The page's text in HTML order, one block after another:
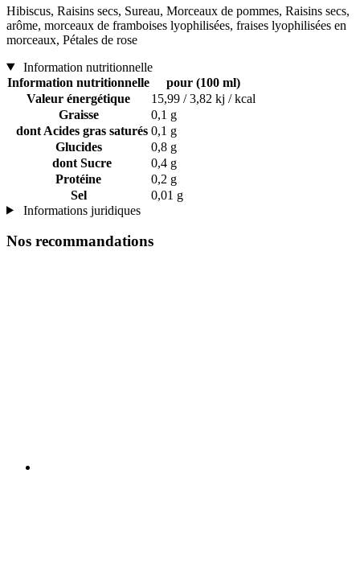
Hibiscus, Raisins secs, Sureau, Morceaux de pommes, Raisins secs,
arôme, morceaux de framboises lyophilisées, fraises lyophilisées en
morceaux, Pétales de rose
Information nutritionnelle
Information nutritionnelle
pour (100 ml)
Valeur énergétique
15,99 / 3,82 kj / kcal
Graisse
0,1 g
dont Acides gras saturés 0,1 g
Glucides
0,8 g
dont Sucre
0,4 g
Protéine
0,2 g
Sel
0,01 g
Informations juridiques
Nos recommandations